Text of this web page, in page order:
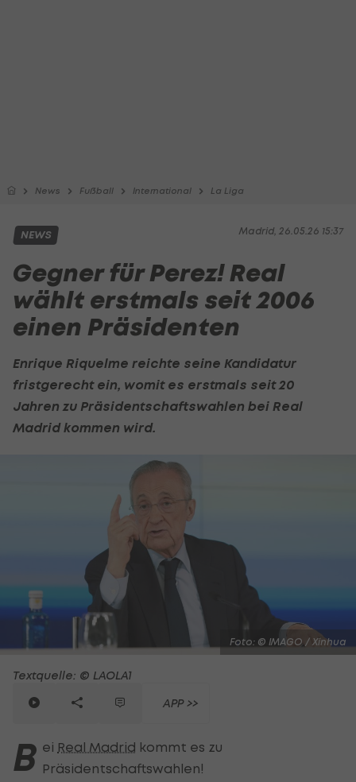
News Fußball International La Liga
Madrid, 26.05.26 15:37
NEWS
Gegner für Perez! Real
wählt erstmals seit 2006
einen Präsidenten
Enrique Riquelme reichte seine Kandidatur
fristgerecht ein, womit es erstmals seit 20
Jahren zu Präsidentschaftswahlen bei Real
Madridkommen wird.
Foto: © IMAGO / Xinhua
Textquelle: © LAOLA1
APP >>
B ei Real Madrid kommt es zu
Präsidentschaftswahlen!